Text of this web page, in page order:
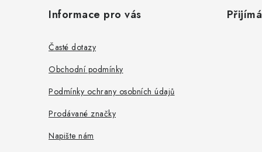
Informace pro vás
Časté dotazy
Obchodní podmínky
Podmínky ochrany osobních údajů
Prodávané značky
Napište nám